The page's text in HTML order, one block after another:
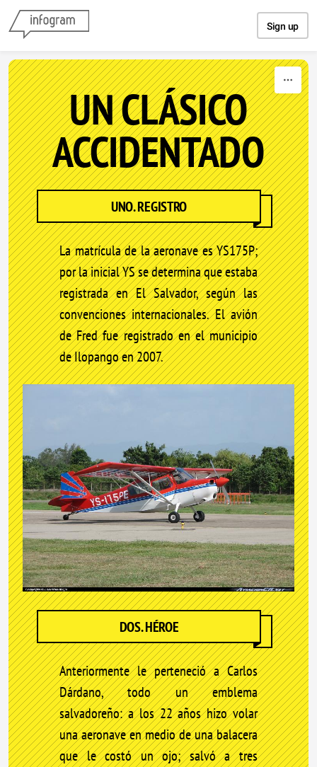
Sign up
UN CLÁSICO
ACCIDENTADO
UNO. REGISTRO
La matrícula de la aeronave es YS175P;
por la inicial YS se determina que estaba
registrada en El Salvador, según las
convenciones internacionales. El avión
de Fred fue registrado en el municipio
de Ilopango en 2007.
DOS. HÉROE
Anteriormente le perteneció a Carlos
Dárdano, todo un emblema
salvadoreño: a los 22 años hizo volar
una aeronave en medio de una balacera
que le costó un ojo; salvó a tres